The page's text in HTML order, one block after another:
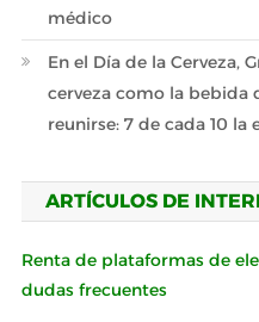
médico
En el Día de la Cerveza,
cerveza como la bebida
reunirse: 7 de cada 10 la
ARTÍCULOS DE
Renta de plataformas de
dudas frecuentes